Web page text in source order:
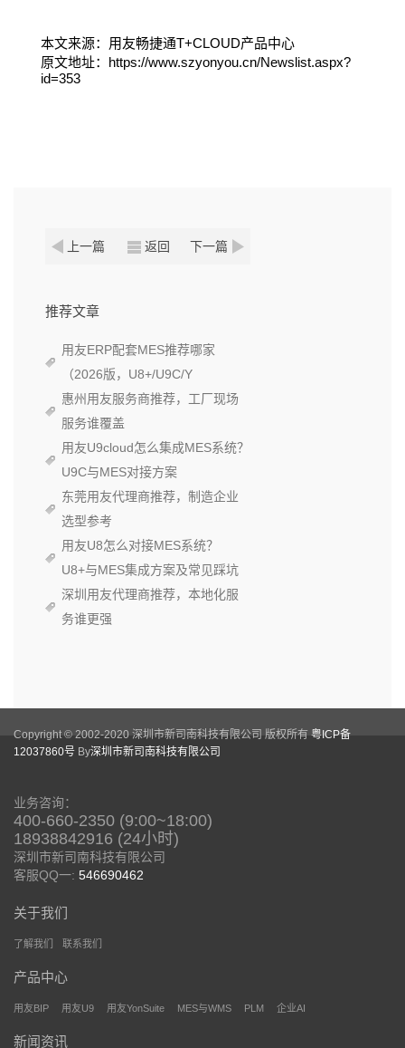
本文来源：用友畅捷通T+CLOUD产品中心
原文地址：https://www.szyonyou.cn/Newslist.aspx?
id=353
上一篇 返回 下一篇
推荐文章
用友ERP配套MES推荐哪家
（2026版，U8+/U9C/Y
惠州用友服务商推荐，工厂现场
服务谁覆盖
用友U9cloud怎么集成MES系统？
U9C与MES对接方案
东莞用友代理商推荐，制造企业
选型参考
用友U8怎么对接MES系统？
U8+与MES集成方案及常见踩坑
深圳用友代理商推荐，本地化服
务谁更强
Copyright © 2002-2020 深圳市新司南科技有限公司 版权所有 粤ICP备
12037860号 By深圳市新司南科技有限公司
业务咨询：
400-660-2350 (9:00~18:00)
18938842916 (24小时)
深圳市新司南科技有限公司
客服QQ一: 546690462
关于我们
了解我们 联系我们
产品中心
用友BIP 用友U9 用友YonSuite MES与WMS PLM 企业AI
新闻资讯